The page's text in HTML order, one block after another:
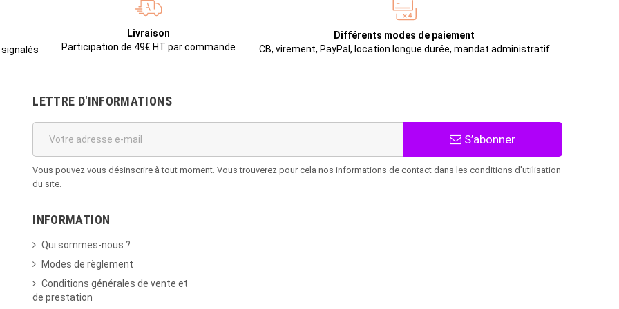
Livraison
Participation de 49€ HT par commande
Différents modes de paiement
CB, virement, PayPal, location longue durée, mandat administratif
LETTRE D'INFORMATIONS
S’abonner
Vous pouvez vous désinscrire à tout moment. Vous trouverez pour cela nos informations de contact dans les conditions d'utilisation
du site.
INFORMATION
Qui sommes-nous ?
Modes de règlement
Conditions générales de vente et
de prestation